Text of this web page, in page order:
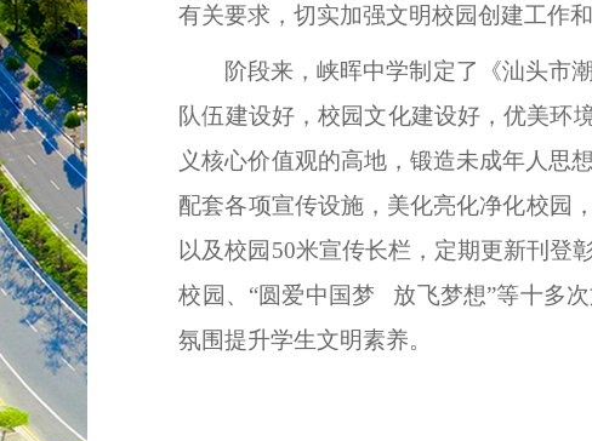
有关要求，切实加强文明校园创建工作
阶段来，峡晖中学制定了《汕头市
队伍建设好，校园文化建设好，优美环
义核心价值观的高地，锻造未成年人思
配套各项宣传设施，美化亮化净化校园
以及校园 50米宣传长栏，定期更新刊登
校园、“圆爱中国梦
放飞梦想”等十多
氛围提升学生文明素养。